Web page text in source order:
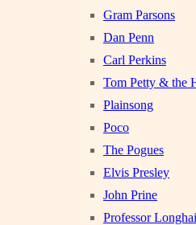
Gram Parsons
Dan Penn
Carl Perkins
Tom Petty & the
Plainsong
Poco
The Pogues
Elvis Presley
John Prine
Professor